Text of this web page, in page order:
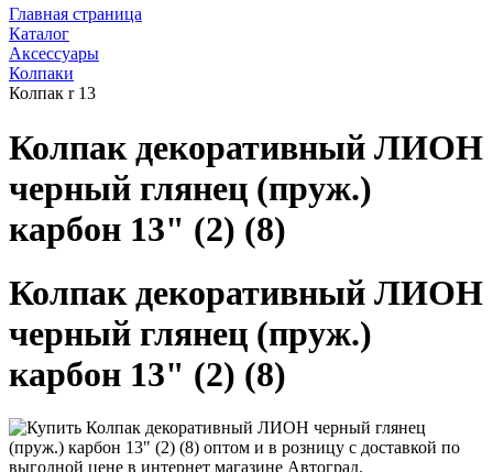
Главная страница
Каталог
Аксессуары
Колпаки
Колпак r 13
Колпак декоративный ЛИОН
черный глянец (пруж.)
карбон 13" (2) (8)
Колпак декоративный ЛИОН
черный глянец (пруж.)
карбон 13" (2) (8)